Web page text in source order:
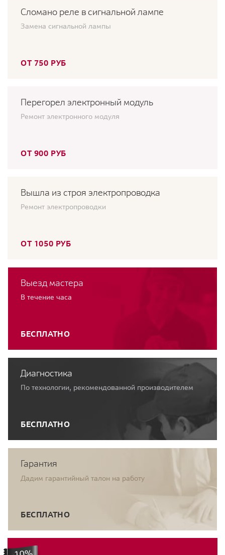
Сломано реле в сигнальной лампе
Замена сигнальной лампы
ОТ 750 РУБ
Перегорел электронный модуль
Ремонт электронного модуля
ОТ 900 РУБ
Вышла из строя электропроводка
Ремонт электропроводки
ОТ 1050 РУБ
Выезд мастера
В течение часа
БЕСПЛАТНО
Диагностика
По технологии, рекомендованной производителем
БЕСПЛАТНО
Гарантия
Дадим гарантийный талон на работу
БЕСПЛАТНО